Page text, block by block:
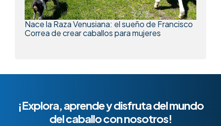
Nace la Raza Venusiana: el sueño de Francisco
Correa de crear caballos para mujeres
¡Explora, aprende y disfruta del mundo
del caballo con nosotros!